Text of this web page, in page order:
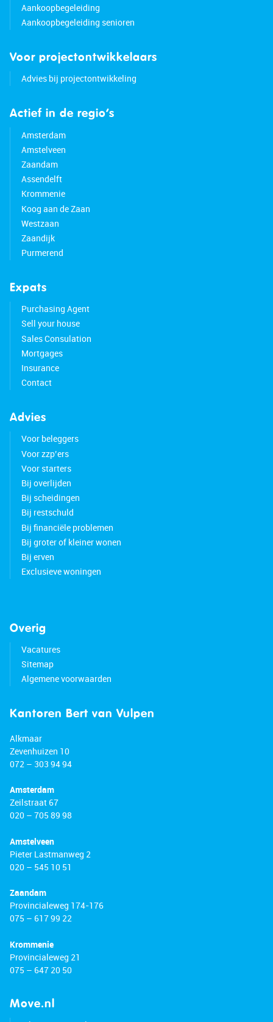
Aankoopbegeleiding
Aankoopbegeleiding senioren
Voor projectontwikkelaars
Advies bij projectontwikkeling
Actief in de regio’s
Amsterdam
Amstelveen
Zaandam
Assendelft
Krommenie
Koog aan de Zaan
Westzaan
Zaandijk
Purmerend
Expats
Purchasing Agent
Sell your house
Sales Consulation
Mortgages
Insurance
Contact
Advies
Voor beleggers
Voor zzp’ers
Voor starters
Bij overlijden
Bij scheidingen
Bij restschuld
Bij financiële problemen
Bij groter of kleiner wonen
Bij erven
Exclusieve woningen
Overig
Vacatures
Sitemap
Algemene voorwaarden
Kantoren Bert van Vulpen
Alkmaar
Zevenhuizen 10
072 – 303 94 94
Amsterdam
Zeilstraat 67
020 – 705 89 98
Amstelveen
Pieter Lastmanweg 2
020 – 545 10 51
Zaandam
Provincialeweg 174-176
075 – 617 99 22
Krommenie
Provincialeweg 21
075 – 647 20 50
Move.nl